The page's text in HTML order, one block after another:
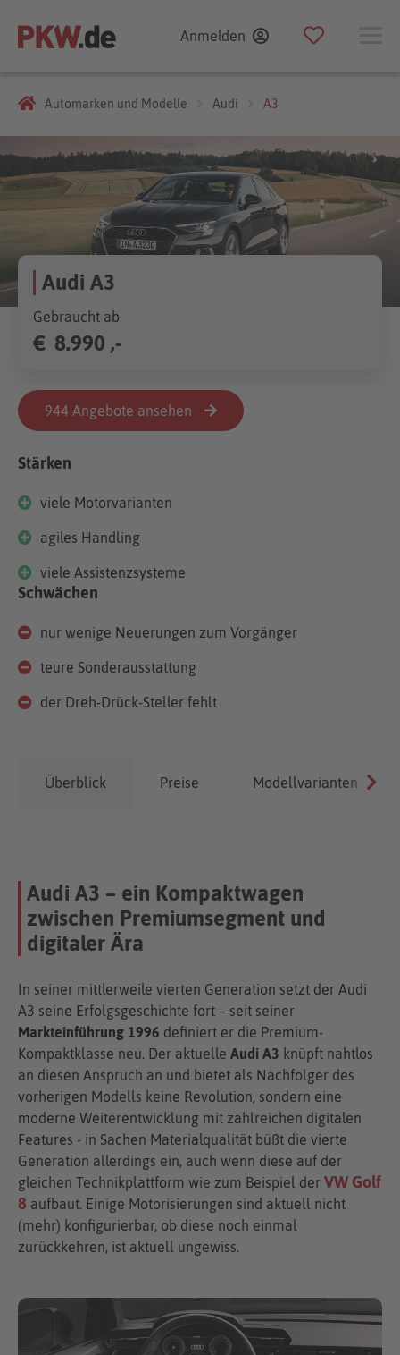
Anmelden
Automarken und Modelle Audi A3
Audi A3
Gebraucht ab
€ 8.990 ,-
944 Angebote ansehen
Stärken
viele Motorvarianten
agiles Handling
viele Assistenzsysteme
Schwächen
nur wenige Neuerungen zum Vorgänger
teure Sonderausstattung
der Dreh-Drück-Steller fehlt
Überblick Preise Modellvarianten
Audi A3 – ein Kompaktwagen
zwischen Premiumsegment und
digitaler Ära
In seiner mittlerweile vierten Generation setzt der Audi
A3 seine Erfolgsgeschichte fort – seit seiner
Markteinführung 1996 definiert er die Premium-
Kompaktklasse neu. Der aktuelle Audi A3 knüpft nahtlos
an diesen Anspruch an und bietet als Nachfolger des
vorherigen Modells keine Revolution, sondern eine
moderne Weiterentwicklung mit zahlreichen digitalen
Features - in Sachen Materialqualität büßt die vierte
Generation allerdings ein, auch wenn diese auf der
gleichen Technikplattform wie zum Beispiel der VW Golf
8 aufbaut. Einige Motorisierungen sind aktuell nicht
(mehr) konfigurierbar, ob diese noch einmal
zurückkehren, ist aktuell ungewiss.